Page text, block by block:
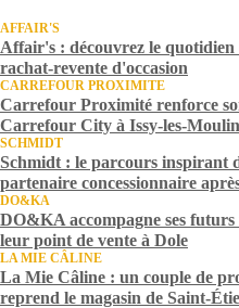
AFFAIR'S
Affair's : découvrez le quotidien
rachat-revente d'occasion
CARREFOUR PROXIMITE
Carrefour Proximité renforce
Carrefour City à Issy-les-
SCHMIDT
Schmidt : le parcours inspirant
partenaire concessionnaire
DO&KA
DO&KA accompagne ses
leur point de vente à Dole
LA MIE CÂLINE
La Mie Câline : un couple de
reprend le magasin de Saint-